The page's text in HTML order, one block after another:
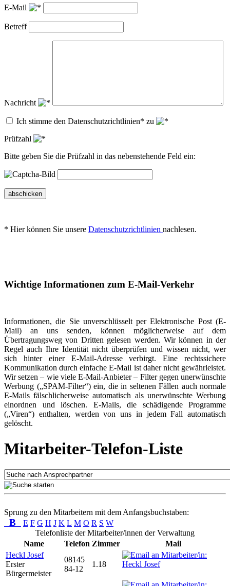
E-Mail
Betreff
Nachricht
Ich stimme den Datenschutzrichtlinien* zu
Prüfzahl
Bitte geben Sie die Prüfzahl in das nebenstehende Feld ein:
abschicken
* Hier können Sie unsere Datenschutzrichtlinien nachlesen.
Wichtige Informationen zum E-Mail-Verkehr
Informationen, die Sie unverschlüsselt per Elektronische Post (E-
Mail) an uns senden, können möglicherweise auf dem
Übertragungsweg von Dritten gelesen werden. Wir können in der
Regel auch Ihre Identität nicht überprüfen und wissen nicht, wer
sich hinter einer E-Mail-Adresse verbirgt. Eine rechtssichere
Kommunikation durch einfache E-Mail ist daher nicht gewährleistet.
Wir setzen – wie viele E-Mail-Anbieter – Filter gegen unerwünschte
Werbung („SPAM-Filter“) ein, die in seltenen Fällen auch normale
E-Mails fälschlicherweise automatisch als unerwünschte Werbung
einordnen und löschen. E-Mails, die schädigende Programme
(„Viren“) enthalten, werden von uns in jedem Fall automatisch
gelöscht.
Mitarbeiter-Telefon-Liste
Sprung zu den Mitarbeitern mit dem Anfangsbuchstaben:
B E F G H J K L M O R S W
Telefonliste der Mitarbeiter/innen der Verwaltung
Name
Telefon Zimmer
Mail
Heckl Josef
Erster
Bürgermeister
08145
84-12
1.18